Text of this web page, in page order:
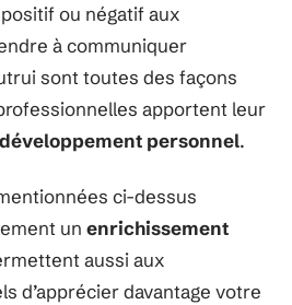
ou négatif aux
à communiquer
sont toutes des façons
apportent leur
développement personnel.
ci-dessus
un enrichissement
aussi aux
d’apprécier davantage votre